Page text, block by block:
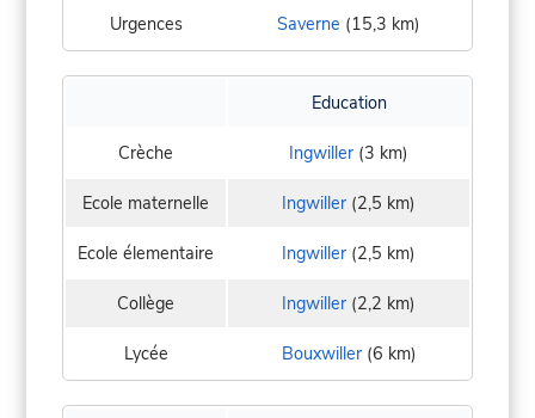
Urgences Saverne (15,3 km)
Education
Crèche Ingwiller (3 km)
Ecole maternelle Ingwiller (2,5 km)
Ecole élementaire Ingwiller (2,5 km)
Collège Ingwiller (2,2 km)
Lycée Bouxwiller(6 km)